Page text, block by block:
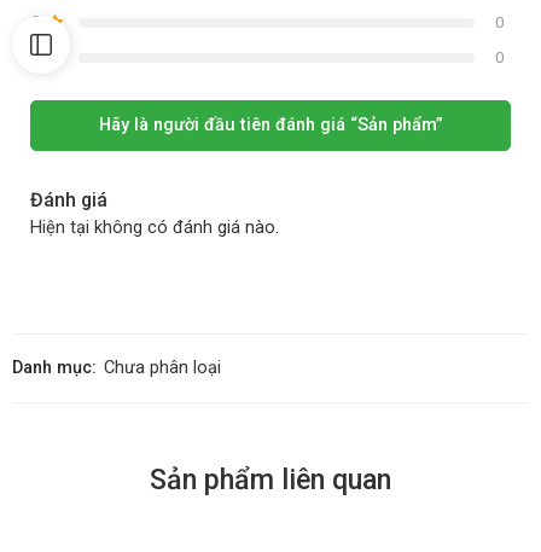
2 0
1 0
Hãy là người đầu tiên đánh giá “Sản phẩm”
Đánh giá
Hiện tại không có đánh giá nào.
Danh mục: Chưa phân loại
Sản phẩm liên quan